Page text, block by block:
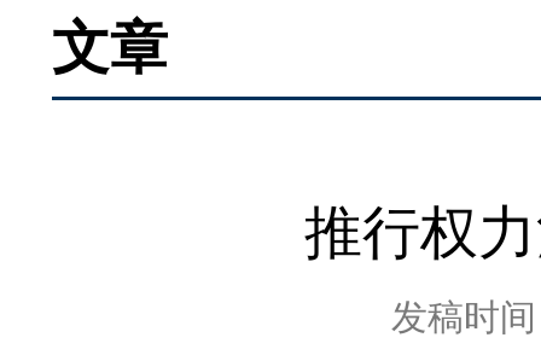
文章
推行权
发稿时